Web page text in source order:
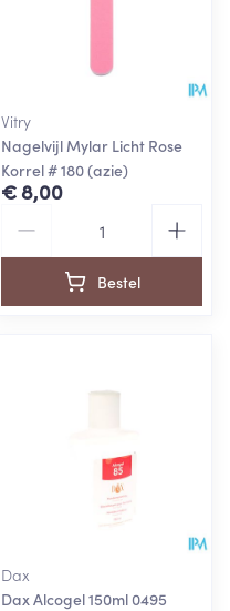
Vitry
Nagelvijl Mylar Licht Rose
Korrel # 180 (azie)
€ 8,00
Bestel
Dax
Dax Alcogel 150ml 0495